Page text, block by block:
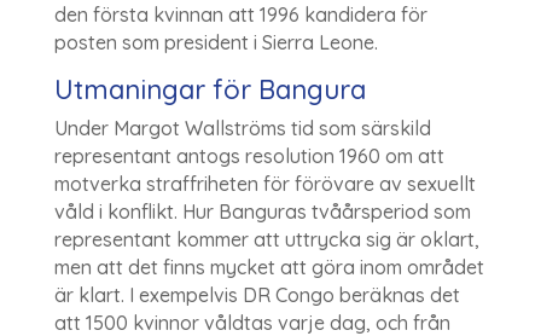
den första kvinnan att 1996 kandidera för
posten som president i Sierra Leone.
Utmaningar för Bangura
Under Margot Wallströms tid som särskild
representant antogs resolution 1960 om att
motverka straffriheten för förövare av sexuellt
våld i konflikt. Hur Banguras tvåårsperiod som
representant kommer att uttrycka sig är oklart,
men att det finns mycket att göra inom området
är klart. I exempelvis DR Congo beräknas det
att 1500 kvinnor våldtas varje dag, och från